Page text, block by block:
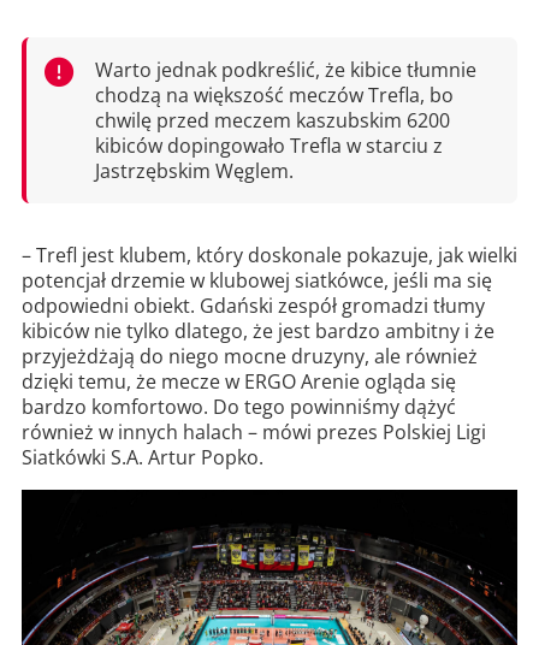
Warto jednak podkreślić, że kibice tłumnie
chodzą na większość meczów Trefla, bo
chwilę przed meczem kaszubskim 6200
kibiców dopingowało Trefla w starciu z
Jastrzębskim Węglem.
– Trefl jest klubem, który doskonale pokazuje, jak wielki
potencjał drzemie w klubowej siatkówce, jeśli ma się
odpowiedni obiekt. Gdański zespół gromadzi tłumy
kibiców nie tylko dlatego, że jest bardzo ambitny i że
przyjeżdżają do niego mocne druzyny, ale również
dzięki temu, że mecze w ERGO Arenie ogląda się
bardzo komfortowo. Do tego powinniśmy dążyć
również w innych halach – mówi prezes Polskiej Ligi
Siatkówki S.A. Artur Popko.